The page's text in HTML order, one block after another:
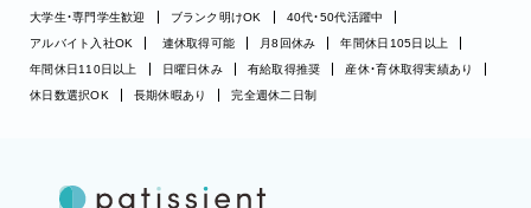
大学生・専門学生歓迎
ブランク明けOK
40代・50代活躍中
アルバイト入社OK
連休取得可能 月8回休み
年間休日105日以上
年間休日110日以上
日曜日休み 有給取得推奨
産休・育休取得実績あり
休日数選択OK
長期休暇あり 完全週休二日制